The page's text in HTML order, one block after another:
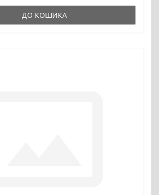
ДО КОШИКА